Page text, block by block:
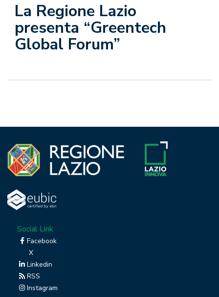
La Regione Lazio
presenta “Greentech
Global Forum”
Social Link
Facebook
X
Linkedin
RSS
Instagram